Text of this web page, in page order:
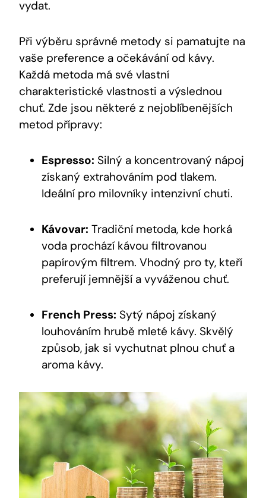
vydat.
Při výběru správné metody si pamatujte na
vaše preference a očekávání od kávy.
Každá metoda má své vlastní
charakteristické vlastnosti a výslednou
chuť. Zde jsou některé z nejoblíbenějších
metod přípravy:
Espresso: Silný a koncentrovaný nápoj
získaný extrahováním pod tlakem.
Ideální pro milovníky intenzivní chuti.
Kávovar: Tradiční metoda, kde horká
voda prochází kávou filtrovanou
papírovým filtrem. Vhodný pro ty, kteří
preferují jemnější a vyváženou chuť.
French Press: Sytý nápoj získaný
louhováním hrubě mleté kávy. Skvělý
způsob, jak si vychutnat plnou chuť a
aroma kávy.